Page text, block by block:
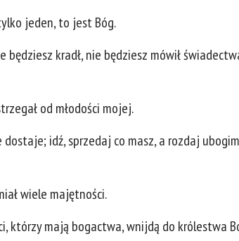
jeden, to jest Bóg.
kradł, nie będziesz mówił
od młodości mojej.
dostaje; idź, sprzedaj co masz, a rozdaj
wiele majętności.
którzy mają bogactwa, wnijdą do królestwa